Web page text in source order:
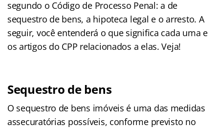
segundo o Código de Processo Penal: a de
sequestro de bens, a hipoteca legal e o arresto. A
seguir, você entenderá o que significa cada uma e
os artigos do CPP relacionados a elas. Veja!
Sequestro de bens
O sequestro de bens imóveis é uma das medidas
assecuratórias possíveis, conforme previsto no